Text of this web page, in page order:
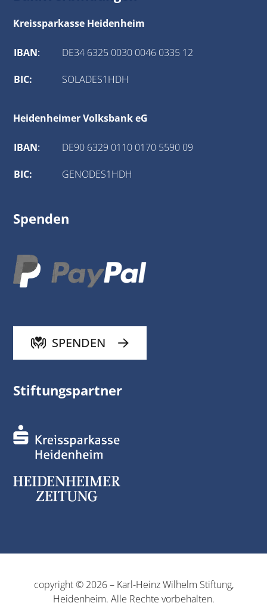
Kreissparkasse Heidenheim
IBAN: DE34 6325 0030 0046 0335 12
BIC: SOLADES1HDH
Heidenheimer Volksbank eG
IBAN: DE90 6329 0110 0170 5590 09
BIC: GENODES1HDH
Spenden
SPENDEN
Stiftungspartner
copyright © 2026 – Karl-Heinz Wilhelm Stiftung,
Heidenheim. Alle Rechte vorbehalten.